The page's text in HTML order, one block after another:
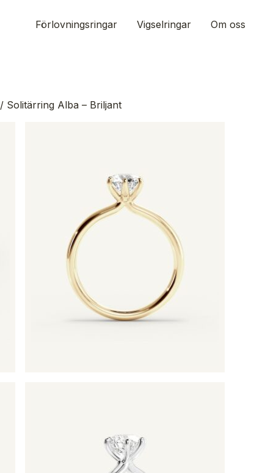
Förlovningsringar Vigselringar Om oss
/ Solitärring Alba – Briljant